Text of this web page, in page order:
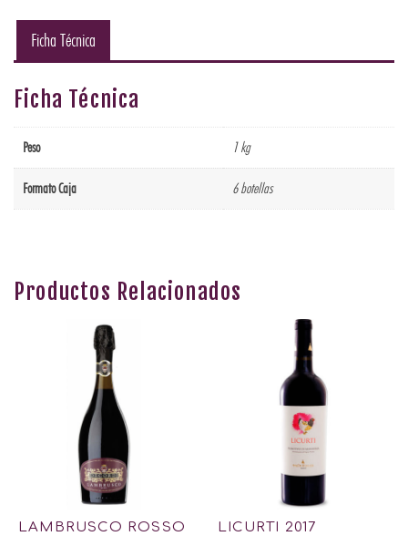
Ficha Técnica
Ficha Técnica
Peso 1 kg
Formato Caja 6 botellas
Productos Relacionados
LAMBRUSCO ROSSO
LICURTI 2017